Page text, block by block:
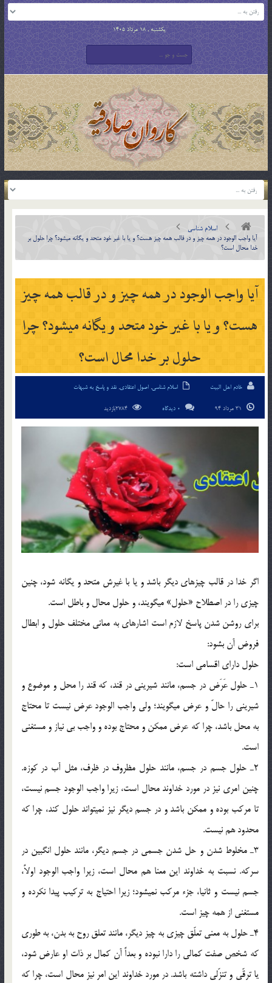
یکشنبه , 18 مرداد 1405
اسلام شناسی
آيا واجب الوجود در همه چيز و در قالب همه چيز هست؟ و يا با غير خود متحد و يگانه مي­شود؟ چرا حلول بر
خدا محال است؟
آيا واجب الوجود در همه چيز و در قالب همه چيز
هست؟ و يا با غير خود متحد و يگانه مي­شود؟ چرا
حلول بر خدا محال است؟
خادم اهل البیت اسلام شناسی, اصول اعتقادی, نقد و پاسخ به شبهات
0 دیدگاه
اگر خدا در قالب چيزهاي ديگر باشد و يا با غيرش متحد و يگانه شود، چنين
چيزي را در اصطلاح «حلول» مي‏گويند، و حلول محال و باطل است.
براي روشن شدن پاسخ لازم است اشاره­اي به معاني مختلف حلول و ابطال
فروض آن بشود:
حلول داراي اقسامي است:
1ـ حلول عَرَض در جسم، مانند شيريني در قند، كه قند را محل و موضوع و
شيريني را حالّ و عرض مي‏گويند؛ ولي واجب الوجود عرض نيست تا محتاج
به محل باشد، چرا كه عرض ممكن و محتاج بوده و واجب بي نياز و مستغني
است.
2ـ حلول جسم در جسم، مانند حلول مظروف در ظرف، مثل آب در كوزه.
چنين امري نيز در مورد خداوند محال است، زيرا واجب الوجود جسم نيست،
تا مركب بوده و ممكن باشد و در جسم ديگر نيز نمي‏تواند حلول كند، چرا كه
محدود هم نيست.
3ـ مخلوط شدن و حل شدن جسمي در جسم ديگر، مانند حلول انگبين در
سركه. نسبت به خداوند اين معنا هم محال است، زيرا واجب الوجود اولاً،
جسم نيست و ثانيا، جزء مركب نمي‏شود؛ زيرا احتياج به تركيب پيدا نكرده و
مستغني از همه چيز است.
4ـ حلول به معني تعلّق چيزي به چيز ديگر، مانند تعلق روح به بدن، به طوري
كه شخص صفت كمالي را دارا نبوده و بعداً آن كمال بر ذات او عارض شود،
يا ترقّي و تنزّلي داشته باشد. در مورد خداوند اين امر نيز محال است، چرا كه